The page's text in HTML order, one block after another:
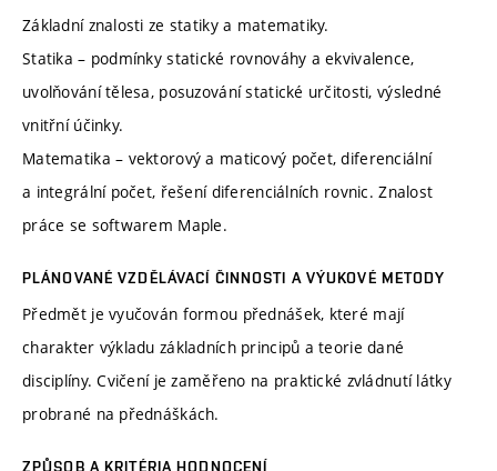
Základní znalosti ze statiky a matematiky.
Statika – podmínky statické rovnováhy a ekvivalence,
uvolňování tělesa, posuzování statické určitosti, výsledné
vnitřní účinky.
Matematika – vektorový a maticový počet, diferenciální
a integrální počet, řešení diferenciálních rovnic. Znalost
práce se softwarem Maple.
PLÁNOVANÉ VZDĚLÁVACÍ ČINNOSTI A VÝUKOVÉ METODY
Předmět je vyučován formou přednášek, které mají
charakter výkladu základních principů a teorie dané
disciplíny. Cvičení je zaměřeno na praktické zvládnutí látky
probrané na přednáškách.
ZPŮSOB A KRITÉRIA HODNOCENÍ